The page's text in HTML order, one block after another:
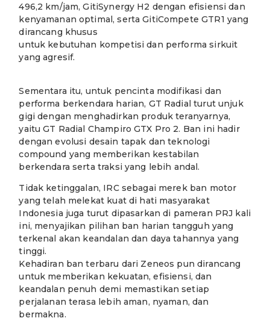
496,2 km/jam, GitiSynergy H2 dengan efisiensi dan
kenyamanan optimal, serta GitiCompete GTR1 yang
dirancang khusus
untuk kebutuhan kompetisi dan performa sirkuit
yang agresif.
Sementara itu, untuk pencinta modifikasi dan
performa berkendara harian, GT Radial turut unjuk
gigi dengan menghadirkan produk teranyarnya,
yaitu GT Radial Champiro GTX Pro 2. Ban ini hadir
dengan evolusi desain tapak dan teknologi
compound yang memberikan kestabilan
berkendara serta traksi yang lebih andal.
Tidak ketinggalan, IRC sebagai merek ban motor
yang telah melekat kuat di hati masyarakat
Indonesia juga turut dipasarkan di pameran PRJ kali
ini, menyajikan pilihan ban harian tangguh yang
terkenal akan keandalan dan daya tahannya yang
tinggi.
Kehadiran ban terbaru dari Zeneos pun dirancang
untuk memberikan kekuatan, efisiensi, dan
keandalan penuh demi memastikan setiap
perjalanan terasa lebih aman, nyaman, dan
bermakna.